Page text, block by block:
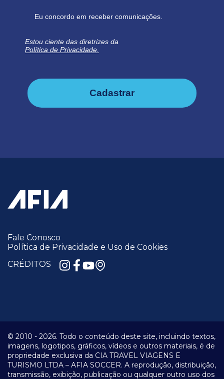
Eu concordo em receber comunicações.
Estou ciente das diretrizes da
Política de Privacidade.
Cadastrar
Fale Conosco
Política de Privacidade e Uso de Cookies
CRÉDITOS
© 2010 - 2026. Todo o conteúdo deste site, incluindo textos,
imagens, logotipos, gráficos, vídeos e outros materiais, é de
propriedade exclusiva da CIA TRAVEL VIAGENS E
TURISMO LTDA – AFIA SOCCER. A reprodução, distribuição,
transmissão, exibição, publicação ou qualquer outro uso dos